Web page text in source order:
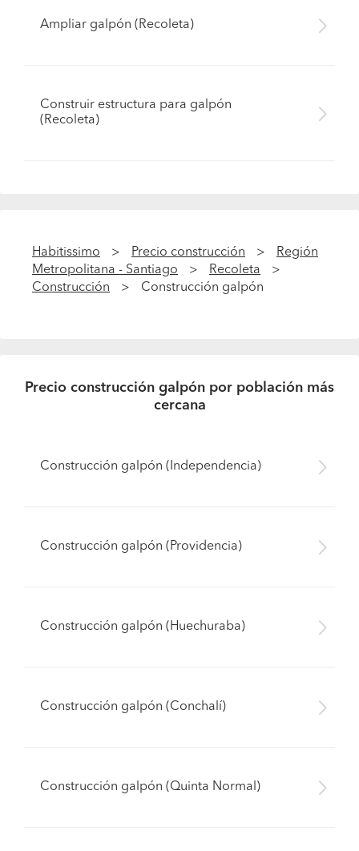
Ampliar galpón (Recoleta)
Construir estructura para galpón
(Recoleta)
Habitissimo Precio construcción
Región
Metropolitana - Santiago
Recoleta
Construcción
Construcción galpón
Precio construcción galpón por población más
cercana
Construcción galpón (Independencia)
Construcción galpón (Providencia)
Construcción galpón (Huechuraba)
Construcción galpón (Conchalí)
Construcción galpón (Quinta Normal)